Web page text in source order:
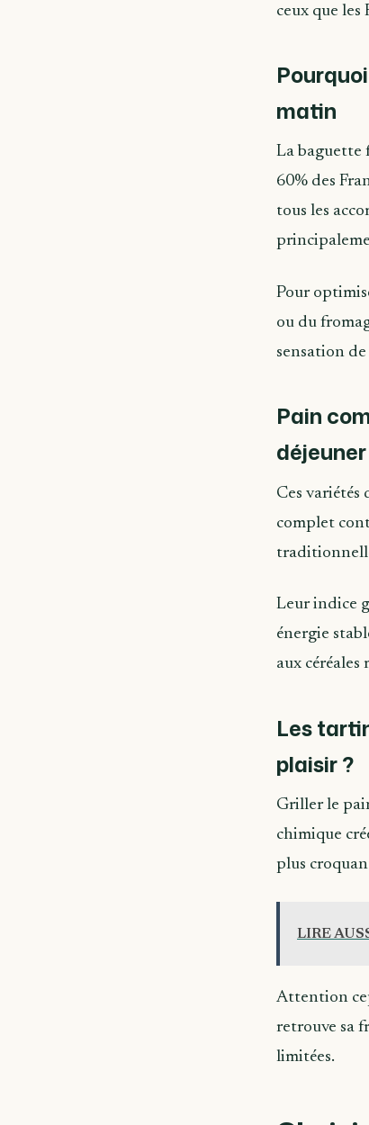
ceux que les
matin
La baguette
60% des
tous les
Pour
ou du
sensation de
Pain
déjeuner
Ces
complet
Leur indice
énergie
aux
Les
plaisir ?
Griller le
chimique
plus
LIRE
Attention
retrouve sa
limitées.